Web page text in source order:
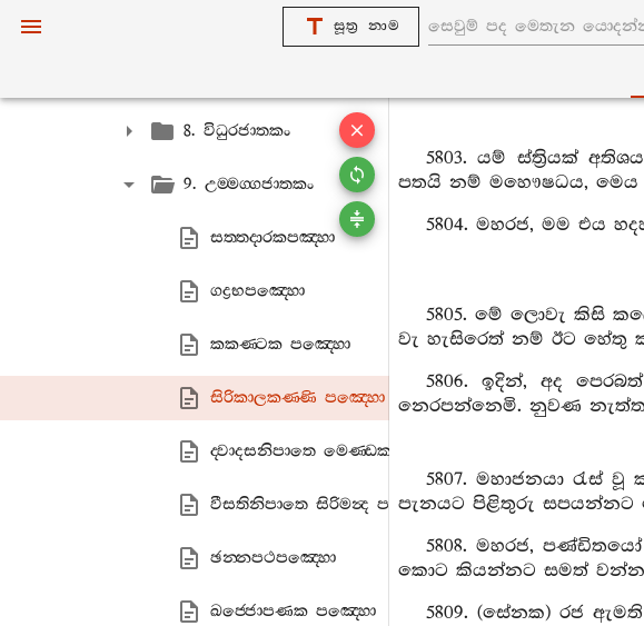
සූත්‍ර නාම
6. භූරිදත‍්තජාතකං
8. විධුරජාතකං
9. උම‍්මග‍්ගජාතකං
සත‍්තදාරකපඤ‍්හා
ගද්‍රභපඤ‍්හො
කකණ‍්ටක පඤ‍්හො
සිරිකාලකණ‍්ණි පඤ‍්හො
ද‍්වාදසනිපාතෙ මෙණ‍්ඩකපඤ‍්හං
වීසතිනිපාතෙ සිරිමන්‍ද පඤ‍්හො
ඡන‍්නපථපඤ‍්හො
ඛජ‍්ජොපණක පඤ‍්හො
5803. යම් ස්ත්‍රියක්
පතයි නම් මහෞෂධය, මෙය
5804. මහරජ, මම එය
5805. මේ ලොවැ කිසි
වැ හැසිරෙත් නම් ඊට හේතු
5806. ඉදින්, අද
නෙරපන්නෙමි. නුවණ
5807. මහාජනයා
පැනයට පිළිතුරු
5808. මහරජ,
කොට කියන්නට සමත්
5809. (සේනක) රජ